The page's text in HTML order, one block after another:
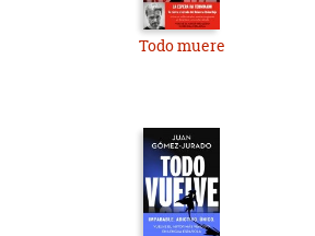
Todo muere